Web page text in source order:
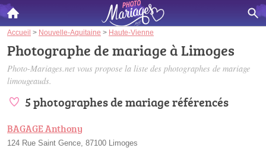
Accueil > Nouvelle-Aquitaine > Haute-Vienne
Photographe de mariage à Limoges
Photo-Mariages.net vous propose la liste des photographes de mariage
limougeauds.
5 photographes de mariage référencés
BAGAGE Anthony
124 Rue Saint Gence, 87100 Limoges